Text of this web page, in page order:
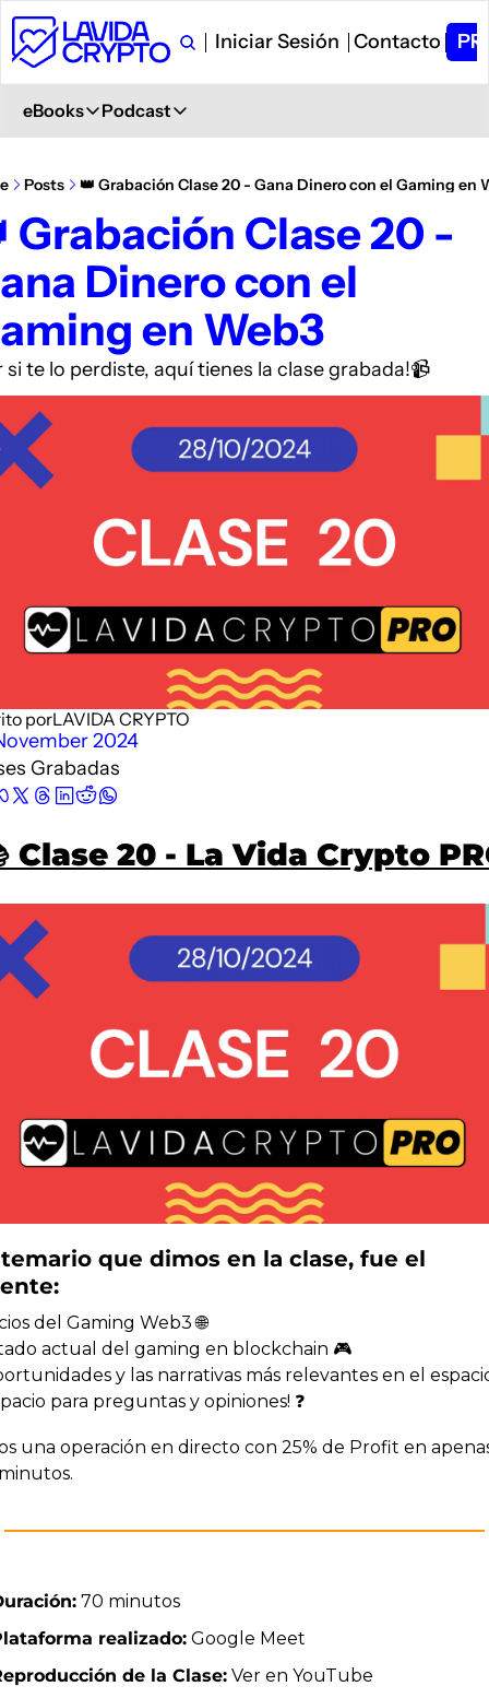
Iniciar Sesión Contacto
eBooks
eBooks
Primeros Pasos en Crypto
Glosario de Términos Crypto
PDF explicativo
Podcast
Podcast
Ver en YouTube
Spotify
Description
Apple Podcast
Amazon Podcast
Description
Podimo
Description
Posts 👑 Grabación Clase 20 - Gana Dinero con el Gaming en
Grabación Clase 20 -
Dinero con el
en Web3
si te lo perdiste, aquí tienes la clase grabada!📹
porLAVIDA CRYPTO
2024
Grabadas
Clase 20 - La Vida Crypto
temario que dimos en la clase, fue el
del Gaming Web3 🌐
actual del gaming en blockchain 🎮
y las narrativas más relevantes en el
para preguntas y opiniones! ❓
una operación en directo con 25% de Profit en
70 minutos
realizado: Google Meet
de la Clase: Ver en YouTube